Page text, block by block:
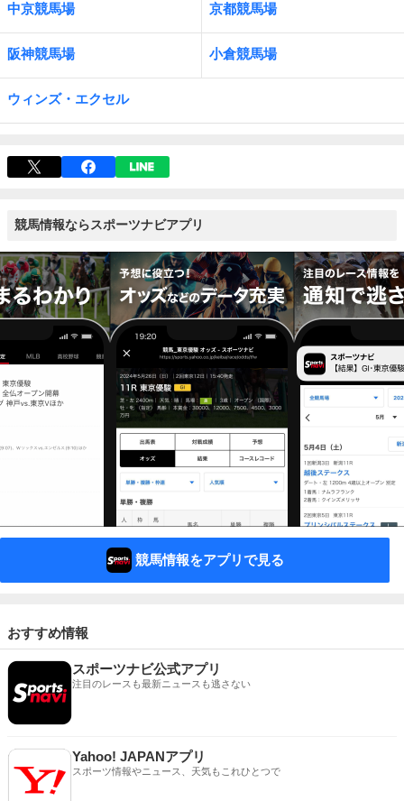
中京競馬場 京都競馬場
阪神競馬場 小倉競馬場
ウィンズ・エクセル
競馬情報ならスポーツナビアプリ
競馬情報をアプリで見る
おすすめ情報
スポーツナビ公式アプリ
注目のレースも最新ニュースも逃さない
Yahoo! JAPANアプリ
スポーツ情報やニュース、天気もこれひとつで